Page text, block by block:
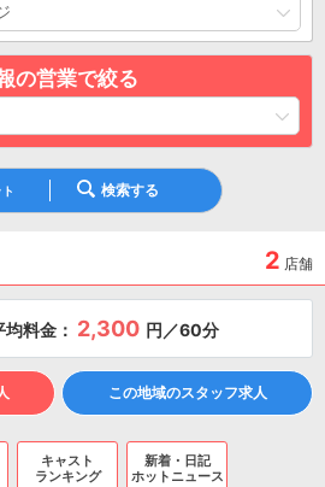
の営業で絞る
検索する
2 店舗
均料金： 2,300 円／60分
この地域のスタッフ求人
キャスト
ランキング
新着・日記
ホットニュース